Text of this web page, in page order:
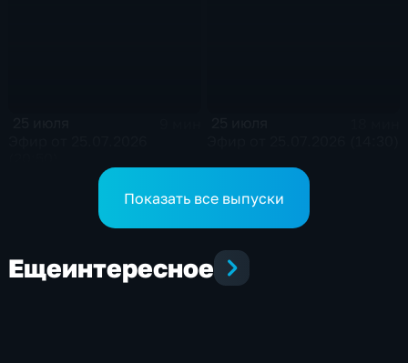
Показать все выпуски
Ещеинтересное